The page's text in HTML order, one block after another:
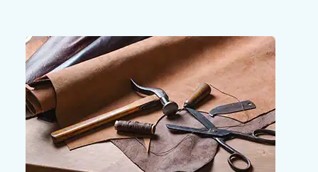
Randonnées à cheval, biathlon laser, canoë-kayak et
tennis complètent l'offre sportive